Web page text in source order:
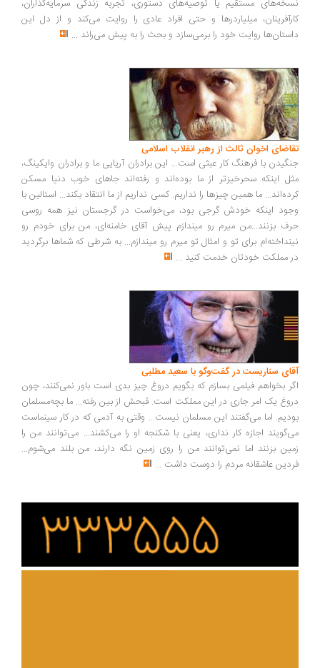
مستقیم یا توصیه‌های دستوری، تجربه زندگی سرمایه‌گذاران،
میلیاردرها و حتی افراد عادی را روایت می‌کند و از دل این
روایت خود را برمی‌سازد و بحث را به پیش می‌راند ...
اخوان ثالث از رهبر انقلاب اسلامی
با فرهنگ کار عبثی است... این برادران آریایی ما و برادران وایکینگ،
اینکه سحرخیزتر از ما بوده‌اند و رفته‌اند جاهای خوب دنیا مسکن
ما همین چیزها را نداریم. کسی نداریم از ما انتقاد بکند... استالین با
اینکه خودش گرجی بود، می‌خواست در گرجستان نیز همه روسی
بزنند...من میرم رو میندازم پیش آقای خامنه‌ای، من برای خودم رو
برای تو و امثال تو میرم رو میندازم... به شرطی که شماها برگردید
مملکت خودتان خدمت کنید...
سناریست در گفت‌وگو با سعید مطلبی
بخواهم فیلمی بسازم که بگویم دروغ چیز بدی است باور نمی‌کنند، چون
یک امر جاری در این مملکت است. قبحش از بین رفته... ما بچه‌مسلمان
اما می‌گفتند این مسلمان نیست... وقتی به آدمی که در کار سینماست
اجازه کار نداری، یعنی با شکنجه او را می‌کشند... می‌توانند من را
بزنند اما نمی‌توانند من را روی زمین نگه دارند، من بلند می‌شوم...
عاشقانه مردم را دوست داشت ...